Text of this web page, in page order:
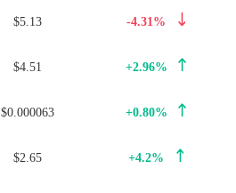
$5.13 -4.31%
$4.51 +2.96%
$0.000063 +0.80%
$2.65 +4.2%